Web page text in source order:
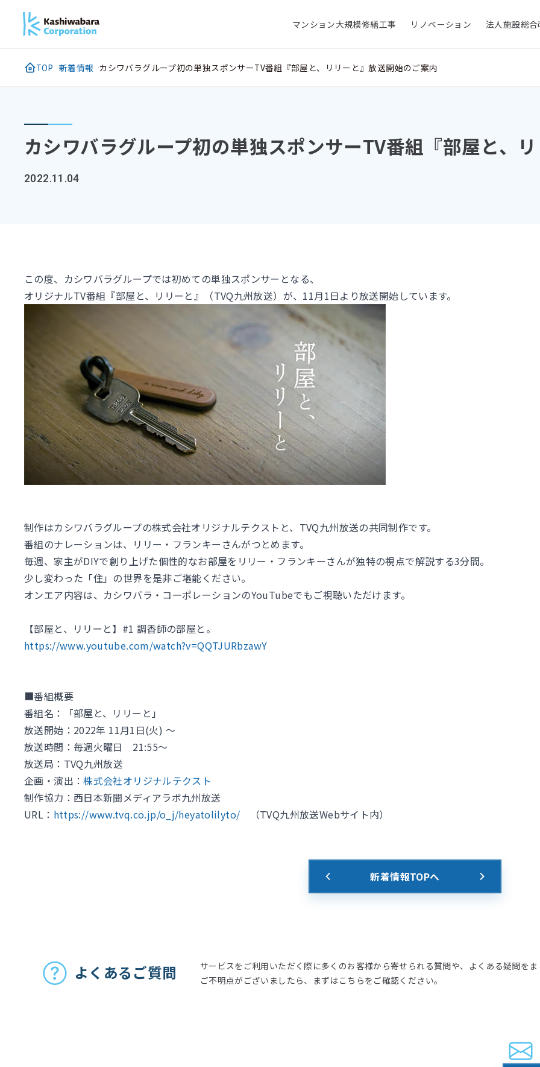
マンション大規模修繕工事 リノベーション 法人施設総合
TOP 新着情報 カシワバラグループ初の単独スポンサーTV番組『部屋と、リリーと』放送開始のご案内
カシワバラグループ初の単独スポンサーTV番組『部屋と、
2022.11.04
この度、カシワバラグループでは初めての単独スポンサーとなる、
オリジナルTV番組『部屋と、リリーと』（TVQ九州放送）が、11月1日より放送開始しています。
制作はカシワバラグループの株式会社オリジナルテクストと、TVQ九州放送の共同制作です。
番組のナレーションは、リリー・フランキーさんがつとめます。
毎週、家主がDIYで創り上げた個性的なお部屋をリリー・フランキーさんが独特の視点で解説する3分間。
少し変わった「住」の世界を是非ご堪能ください。
オンエア内容は、カシワバラ・コーポレーションのYouTubeでもご視聴いただけます。
【部屋と、リリーと】#1 調香師の部屋と。
https://www.youtube.com/watch?v=QQTJURbzawY
■番組概要
番組名：「部屋と、リリーと」
放送開始：2022年 11月1日(火) 〜
放送時間：毎週火曜日 21:55〜
放送局：TVQ九州放送
企画・演出：株式会社オリジナルテクスト
制作協力：西日本新聞メディアラボ九州放送
URL： https://www.tvq.co.jp/o_j/heyatolilyto/ （TVQ九州放送Webサイト内）
新着情報TOPへ
よくあるご質問
サービスをご利用いただく際に多くのお客様から寄せられる質問や、よくある疑問をま
ご不明点がございましたら、まずはこちらをご確認ください。